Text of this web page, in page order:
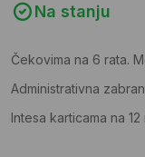
Na stanju
Čekovima na 6 rata.
Administrativna
Intesa karticama na 12